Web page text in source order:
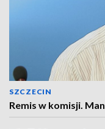
SZCZECIN
Remis w komisji.